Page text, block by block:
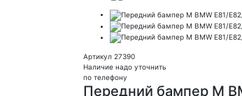
Артикул 27390
Наличие надо уточнить
по телефону
Передний бампер M